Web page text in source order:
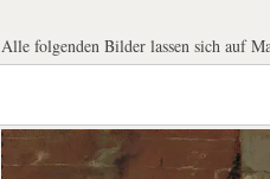
Alle folgenden Bilder lassen sich auf